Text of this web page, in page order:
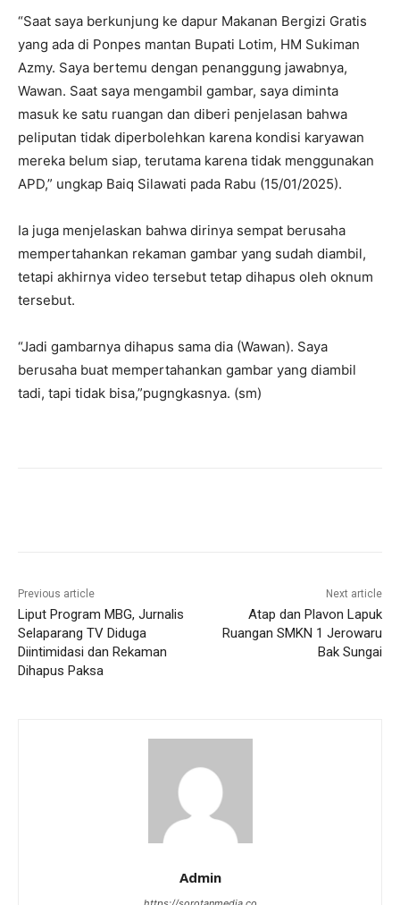
“Saat saya berkunjung ke dapur Makanan Bergizi Gratis
yang ada di Ponpes mantan Bupati Lotim, HM Sukiman
Azmy. Saya bertemu dengan penanggung jawabnya,
Wawan. Saat saya mengambil gambar, saya diminta
masuk ke satu ruangan dan diberi penjelasan bahwa
peliputan tidak diperbolehkan karena kondisi karyawan
mereka belum siap, terutama karena tidak menggunakan
APD,” ungkap Baiq Silawati pada Rabu (15/01/2025).
Ia juga menjelaskan bahwa dirinya sempat berusaha
mempertahankan rekaman gambar yang sudah diambil,
tetapi akhirnya video tersebut tetap dihapus oleh oknum
tersebut.
“Jadi gambarnya dihapus sama dia (Wawan). Saya
berusaha buat mempertahankan gambar yang diambil
tadi, tapi tidak bisa,”pugngkasnya. (sm)
Previous article
Liput Program MBG, Jurnalis
Selaparang TV Diduga
Diintimidasi dan Rekaman
Dihapus Paksa
Next article
Atap dan Plavon Lapuk
Ruangan SMKN 1 Jerowaru
Bak Sungai
Admin